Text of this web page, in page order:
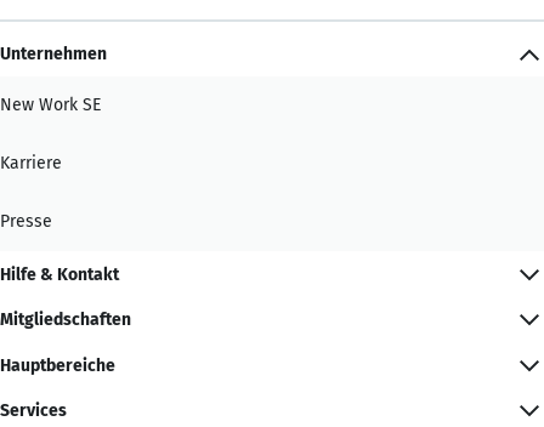
Unternehmen
New Work SE
Karriere
Presse
Hilfe & Kontakt
Mitgliedschaften
Hauptbereiche
Services